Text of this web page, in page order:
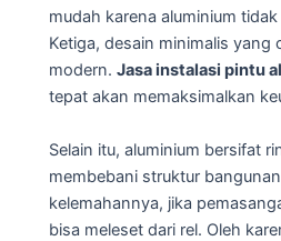
mudah karena aluminium
Ketiga, desain minimalis yang
modern. Jasa instalasi pintu
tepat akan memaksimalkan
Selain itu, aluminium bersifat
membebani struktur
kelemahannya, jika
bisa meleset dari rel. Oleh